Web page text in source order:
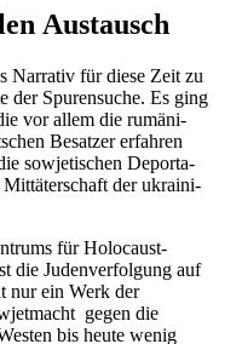
Austausch
Narrativ für diese Zeit zu
der Spuren­suche. Es ging
vor allem die rumäni­
Besatzer erfahren
sowje­ti­schen Depor­ta­
Mittä­ter­schaft der ukrai­ni­
für Holocaust-
die Juden­ver­folgung auf
nur ein Werk der
gegen die
bis heute wenig